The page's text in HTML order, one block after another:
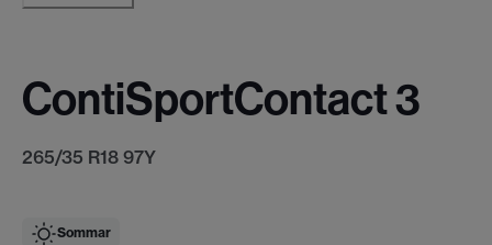
ContiSportContact 3
265/35 R18 97Y
Sommar